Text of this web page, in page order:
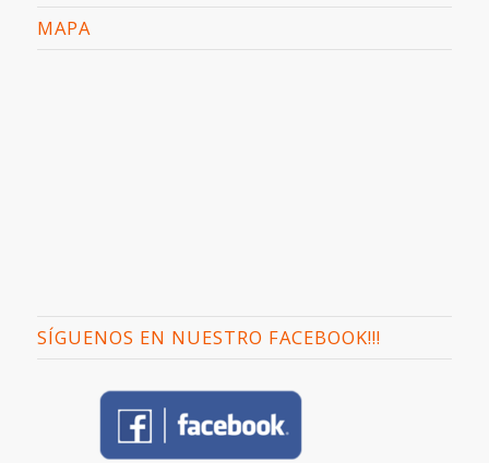
MAPA
SÍGUENOS EN NUESTRO FACEBOOK!!!